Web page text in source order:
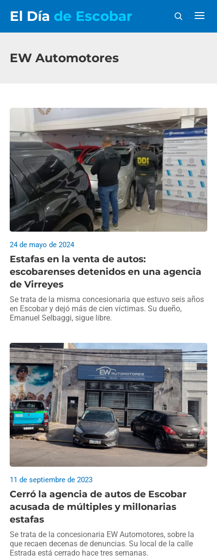
El Día de Escobar
EW Automotores
Estafas en la venta de autos:
escobarenses detenidos en una agencia
de Virreyes
24 de mayo de 2024
Se trata de la misma concesionaria que estuvo seis años
en Escobar y dejó más de cien víctimas. Su dueño,
Emanuel Selbaggi, sigue libre.
Cerró la agencia de autos de Escobar
acusada de múltiples y millonarias
estafas
11 de septiembre de 2023
Se trata de la concesionaria EW Automotores, sobre la
que recaen decenas de denuncias. Su local de la calle
Estrada está cerrado hace tres semanas.